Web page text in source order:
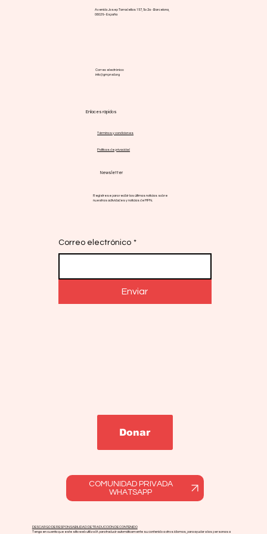
Newsletter
Regístrese para recibir las últimas noticias sobre
nuestras actividades y noticias de MPN.
Correo electrónico *
Enviar
Avenida Josep Tarradellas 157, 5o 2a - Barcelona,
08029 - España
Correo electrónico:
info@gmpnsf.org
Enlaces rápidos
Términos y condiciones
Políticas de privacidad
Donar
COMUNIDAD PRIVADA
WHATSAPP
DESCARGO DE RESPONSABILIDAD DE TRADUCCIÓN DE CONTENIDO
Tenga en cuenta que este sitio web utiliza IA para traducir automáticamente su contenido a otros idiomas, para ayudar a las personas a